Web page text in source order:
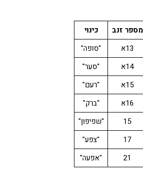
מספר זנב
כינוי
13א
"סופה"
14א
"סער"
15א
"רעם"
16א
"ברק"
15
"שפיפון"
17
"צפע"
21
"אפעה"